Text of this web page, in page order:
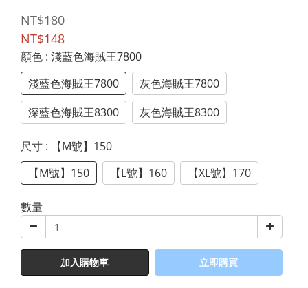
NT$180
NT$148
顏色 : 淺藍色海賊王7800
淺藍色海賊王7800
灰色海賊王7800
深藍色海賊王8300
灰色海賊王8300
尺寸 : 【M號】150
【M號】150
【L號】160 【XL號】170
數量
加入購物車 立即購買